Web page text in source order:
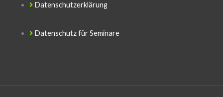
Datenschutzerklärung
Datenschutz für Seminare